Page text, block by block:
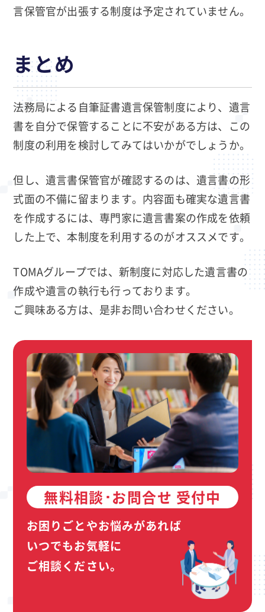
言保管官が出張する制度は予定されていません。
まとめ
法務局による自筆証書遺言保管制度により、遺言
書を自分で保管することに不安がある方は、この
制度の利用を検討してみてはいかがでしょうか。
但し、遺言書保管官が確認するのは、遺言書の形
式面の不備に留まります。内容面も確実な遺言書
を作成するには、専門家に遺言書案の作成を依頼
した上で、本制度を利用するのがオススメです。
TOMAグループでは、新制度に対応した遺言書の
作成や遺言の執行も行っております。
ご興味ある方は、是非お問い合わせください。
無料相談･お問合せ 受付中
お困りごとやお悩みがあれば
いつでもお気軽に
ご相談ください。